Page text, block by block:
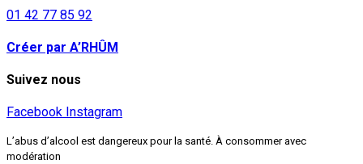
01 42 77 85 92
Créer par A’RHÛM
Suivez nous
Facebook Instagram
L’abus d’alcool est dangereux pour la santé. À consommer avec
modération